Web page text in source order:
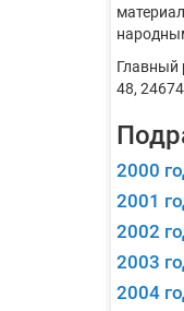
Главный
48,
2000
2001
2002
2003
2004